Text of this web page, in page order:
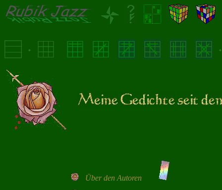
Über den Autoren